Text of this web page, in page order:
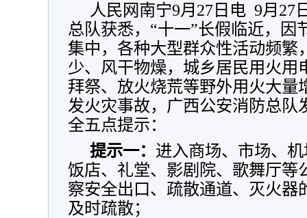
人民网南宁9月27日电 9月27
总队获悉，“十一”长假临近，因
集中，各种大型群众性活动频繁
少、风干物燥，城乡居民用火用
拜祭、放火烧荒等野外用火大量
发火灾事故，广西公安消防总队
全五点提示：
提示一： 进入商场、市场、
饭店、礼堂、影剧院、歌舞厅等
察安全出口、疏散通道、灭火器
及时疏散；